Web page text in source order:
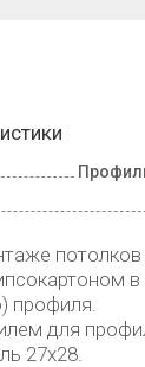
в
профиля.
для
27х28.